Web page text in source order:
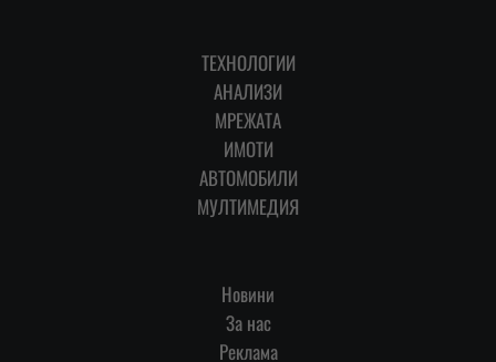
ТЕХНОЛОГИИ
АНАЛИЗИ
МРЕЖАТА
ИМОТИ
АВТОМОБИЛИ
МУЛТИМЕДИЯ
Новини
За нас
Реклама